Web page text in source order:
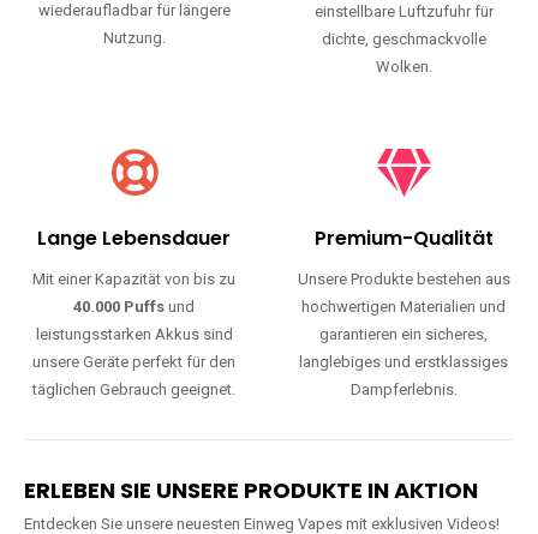
wiederaufladbar für längere
Nutzung.
einstellbare Luftzufuhr für
dichte, geschmackvolle
Wolken.
Lange Lebensdauer
Mit einer Kapazität von bis zu
40.000 Puffs und
leistungsstarken Akkus sind
unsere Geräte perfekt für den
täglichen Gebrauch geeignet.
Premium-Qualität
Unsere Produkte bestehen aus
hochwertigen Materialien und
garantieren ein sicheres,
langlebiges und erstklassiges
Dampferlebnis.
ERLEBEN SIE UNSERE PRODUKTE IN AKTION
Entdecken Sie unsere neuesten Einweg Vapes mit exklusiven Videos!